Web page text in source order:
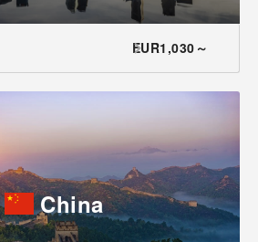
EUR1,030～
China